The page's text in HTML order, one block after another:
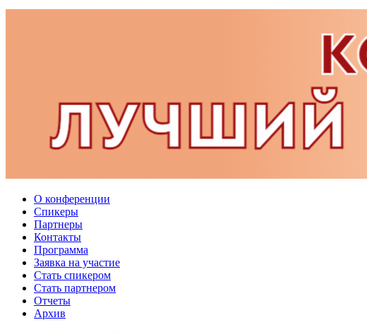
О конференции
Спикеры
Партнеры
Контакты
Программа
Заявка на участие
Стать спикером
Стать партнером
Отчеты
Архив